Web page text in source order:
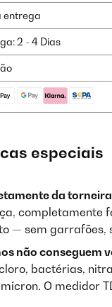
entrega
2 - 4 Dias
especiais
da
completamente
— sem garrafões,
não conseguem
bactérias,
mícron. O medidor